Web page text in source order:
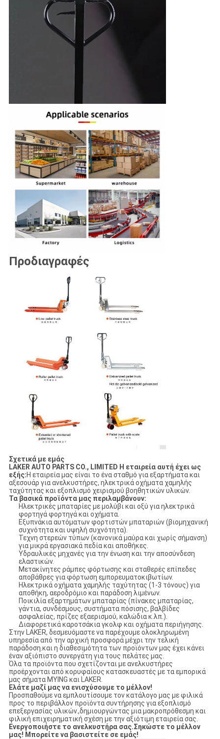
Προδιαγραφές
Σχετικά με εμάς
LAKER AUTO PARTS CO., LIMITED Η εταιρεία αυτή έχει ως
εξής:Η εταιρεία μας είναι το ένα σταθμό για εξαρτήματα και
αξεσουάρ για ανελκυστήρες, ηλεκτρικά οχήματα χαμηλής
ταχύτητας και εξοπλισμό χειρισμού βοηθητικών υλικών.
Τα βασικά προϊόντα μας περιλαμβάνουν:
Ηλεκτρικές μπαταρίες με μολύβι και οξύ για ηλεκτρικά
φορτηγά φορτηγά και οχήματα.
Εξυπνάκια αυτόματων φορτιστών μπαταριών (βιομηχανική
συχνότητα και υψηλή συχνότητα).
Τεχνη στερεών τύπων (κανονικά μαύρα και χωρίς σήμανση)
για μικρά εργασιακά πεδία και αποθήκες.
Υδραυλικές μηχανές για την ένωση και την αποσύνδεση
ελαστικών.
Μετακίνητες ράμπες φόρτωσης και σταθερές επίπεδες
αποβάθρες για φόρτωση εμπορευματοκιβωτίων.
Ηλεκτρικά οχήματα χαμηλής ταχύτητας (1-3 τόνους) για
αποθήκη, αεροδρόμιο και παράδοση λιμένων.
Ποικιλία εξαρτημάτων μπαταρίας (πίνακες μπαταρίας,
γάντια, συνδέσμους, συστήματα πόσισης, βαλβίδες
ασφαλείας, πρίζες εξαερισμού, καλώδια κ.λπ.).
Διαφορετικά καροτσάκια γκολφ και οχήματα περιήγησης.
Στην LAKER, δεσμευόμαστε να παρέχουμε ολοκληρωμένη
υπηρεσία από την αρχική προσφορά μέχρι την τελική
παράδοση.και η διαθεσιμότητα των προϊόντων μας έχει κάνει
έναν αξιόπιστο συνεργάτη για τους πελάτες μας.
Όλα τα προϊόντα που σχετίζονται με ανελκυστήρες
προέρχονται από κορυφαίους κατασκευαστές με τα εμπορικά
μας σήματα MYING και LAKER.
Ελάτε μαζί μας να ενισχύσουμε το μέλλον!
Προσπαθούμε να εμπλουτίσουμε τον κατάλογο μας με φιλικά
προς το περιβάλλον προϊόντα συντήρησης για εξοπλισμό
επεξεργασίας υλικών.,δημιουργώντας μια μακροπρόθεσμη και
φιλική επιχειρηματική σχέση με την αξιότιμη εταιρεία σας.
Ενεργοποιήστε το ανελκυστήρα σας.Σηκώστε το μέλλον
μας! Μπορείτε να βασιστείτε σε εμάς!